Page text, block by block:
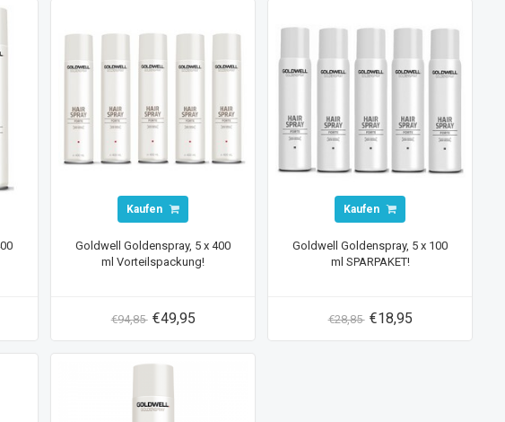
Kaufen
Goldwell Goldenspray, 5 x 400
ml Vorteilspackung!
€94,85 €49,95
Kaufen
Goldwell Goldenspray, 5 x 100
ml SPARPAKET!
€28,85 €18,95